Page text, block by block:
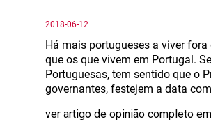
2018-06-12
Há mais portugueses a viver
que os que vivem em Portugal.
Portuguesas, tem sentido que o
governantes, festejem a data
ver artigo de opinião completo